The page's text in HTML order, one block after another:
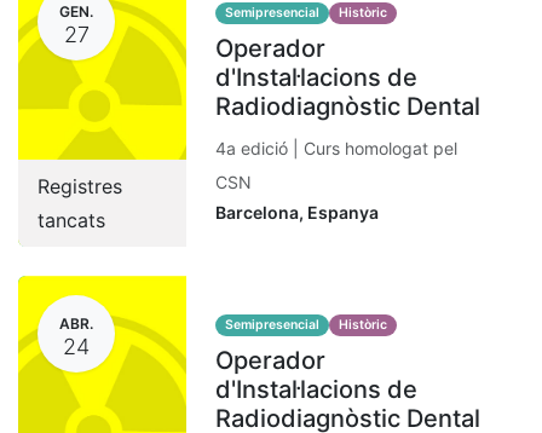
GEN.
27
Registres
tancats
Semipresencial Històric
Operador
d'Instal·lacions de
Radiodiagnòstic Dental
4a edició | Curs homologat pel
CSN
Barcelona, Espanya
ABR.
24
Semipresencial Històric
Operador
d'Instal·lacions de
Radiodiagnòstic Dental